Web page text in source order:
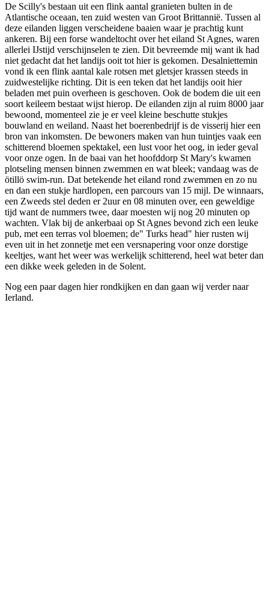
De Scilly's bestaan uit een flink aantal granieten bulten in de
Atlantische oceaan, ten zuid westen van Groot Brittannië. Tussen al
deze eilanden liggen verscheidene baaien waar je prachtig kunt
ankeren. Bij een forse wandeltocht over het eiland St Agnes, waren
allerlei IJstijd verschijnselen te zien. Dit bevreemde mij want ik had
niet gedacht dat het landijs ooit tot hier is gekomen. Desalniettemin
vond ik een flink aantal kale rotsen met gletsjer krassen steeds in
zuidwestelijke richting. Dit is een teken dat het landijs ooit hier
beladen met puin overheen is geschoven. Ook de bodem die uit een
soort keileem bestaat wijst hierop. De eilanden zijn al ruim 8000 jaar
bewoond, momenteel zie je er veel kleine beschutte stukjes
bouwland en weiland. Naast het boerenbedrijf is de visserij hier een
bron van inkomsten. De bewoners maken van hun tuintjes vaak een
schitterend bloemen spektakel, een lust voor het oog, in ieder geval
voor onze ogen. In de baai van het hoofddorp St Mary's kwamen
plotseling mensen binnen zwemmen en wat bleek; vandaag was de
ötillö swim-run. Dat betekende het eiland rond zwemmen en zo nu
en dan een stukje hardlopen, een parcours van 15 mijl. De winnaars,
een Zweeds stel deden er 2uur en 08 minuten over, een geweldige
tijd want de nummers twee, daar moesten wij nog 20 minuten op
wachten. Vlak bij de ankerbaai op St Agnes bevond zich een leuke
pub, met een terras vol bloemen; de" Turks head" hier rusten wij
even uit in het zonnetje met een versnapering voor onze dorstige
keeltjes, want het weer was werkelijk schitterend, heel wat beter dan
een dikke week geleden in de Solent.
Nog een paar dagen hier rondkijken en dan gaan wij verder naar
Ierland.